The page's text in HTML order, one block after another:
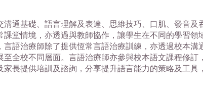
通基礎、語言理解及表達、思維技巧、口肌、發音
堂情境，亦透過與教師協作，讓學生在不同的學習
語治療師除了提供恆常言語治療訓練，亦透過校本
全校不同層面。言語治療師亦參與校本語文課程修
長提供培訓及諮詢，分享提升語言能力的策略及工具